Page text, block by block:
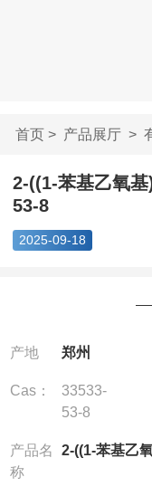
首页> 产品展厅>
基)羰基)苯甲酸...
2-((1-苯基乙氧
53-8
2025-09-18
产地 郑州
Cas：
33533-
53-8
产品名
称
2-((1-苯基乙